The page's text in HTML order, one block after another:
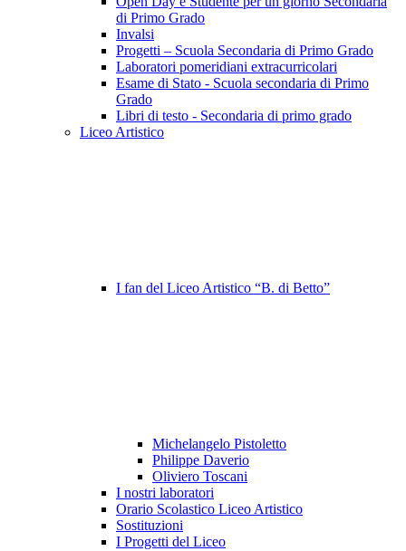
di Primo Grado
Invalsi
Progetti – Scuola Secondaria di Primo Grado
Laboratori pomeridiani extracurricolari
Esame di Stato - Scuola secondaria di Primo
Grado
Libri di testo - Secondaria di primo grado
Liceo Artistico
I fan del Liceo Artistico “B. di Betto”
Michelangelo Pistoletto
Philippe Daverio
Oliviero Toscani
I nostri laboratori
Orario Scolastico Liceo Artistico
Sostituzioni
I Progetti del Liceo